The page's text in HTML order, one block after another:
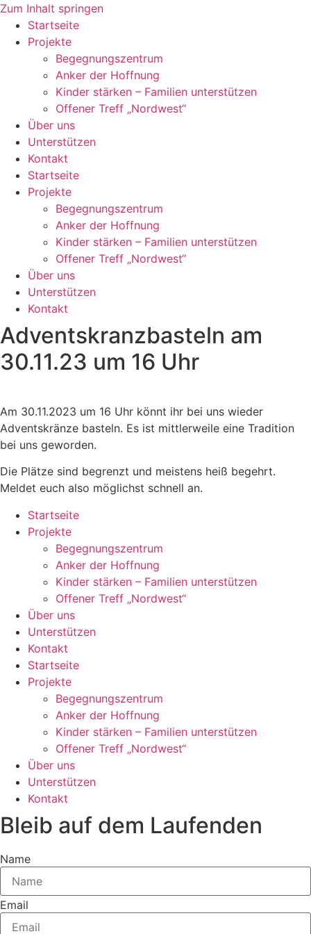
Zum Inhalt springen
Startseite
Projekte
Begegnungszentrum
Anker der Hoffnung
Kinder stärken – Familien unterstützen
Offener Treff „Nordwest“
Über uns
Unterstützen
Kontakt
Startseite
Projekte
Begegnungszentrum
Anker der Hoffnung
Kinder stärken – Familien unterstützen
Offener Treff „Nordwest“
Über uns
Unterstützen
Kontakt
Adventskranzbasteln am
30.11.23 um 16 Uhr
Am 30.11.2023 um 16 Uhr könnt ihr bei uns wieder
Adventskränze basteln. Es ist mittlerweile eine Tradition
bei uns geworden.
Die Plätze sind begrenzt und meistens heiß begehrt.
Meldet euch also möglichst schnell an.
Startseite
Projekte
Begegnungszentrum
Anker der Hoffnung
Kinder stärken – Familien unterstützen
Offener Treff „Nordwest“
Über uns
Unterstützen
Kontakt
Startseite
Projekte
Begegnungszentrum
Anker der Hoffnung
Kinder stärken – Familien unterstützen
Offener Treff „Nordwest“
Über uns
Unterstützen
Kontakt
Bleib auf dem Laufenden
Name
Email